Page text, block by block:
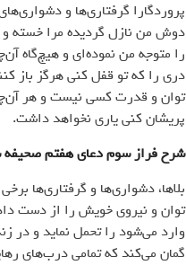
پروردگارا گرفتاری‌ها و
دوش من نازل گردیده مرا خسته و
را متوجه من نموده‌ای و هیچ‌گاه
دری را که تو قفل کنی هرگز باز
توان و قدرت کسی نیست و هر
پریشان کنی یاری نخواهد داشت.
شرح فراز سوم دعای هفتم صحیفه
بلاها، دشواری‌ها و گرفتاری‌ها
توان و نیروی خویش را از دست
وارد می‌شود را تحمل نماید و در
گمان می‌کند که تمامی درب‌های